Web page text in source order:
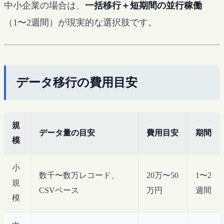
中小企業の場合は、 一括移行＋短期間の並行稼働
（1〜2週間）が現実的な選択肢です。
データ移行の費用目安
規
模
データ量の目安 費用目安 期間
小
規
模
数千〜数万レコード、
CSVベース
20万〜50
万円
1〜2
週間